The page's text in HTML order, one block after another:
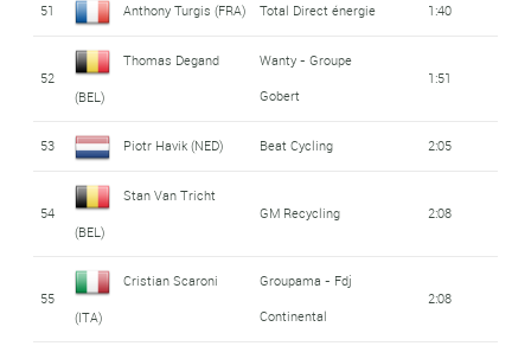
51 Anthony Turgis (FRA) Total Direct énergie 1:40
52
Thomas Degand
(BEL)
Wanty - Groupe
Gobert
1:51
53 Piotr Havik (NED) Beat Cycling 2:05
54
Stan Van Tricht
(BEL)
GM Recycling 2:08
55
Cristian Scaroni
(ITA)
Groupama - Fdj
Continental
2:08